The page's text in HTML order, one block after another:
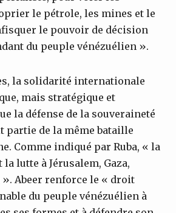
le pétrole, les mines et le
le pouvoir de décision
du peuple vénézuélien ».
la solidarité internationale
mais stratégique et
la défense de la souveraineté
partie de la même bataille
Comme indiqué par Ruba, « la
la lutte à Jérusalem, Gaza,
». Abeer renforce le « droit
du peuple vénézuélien à